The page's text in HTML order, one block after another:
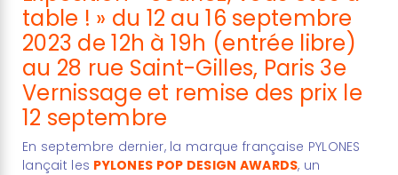
table ! » du 12 au 16 septembre
2023 de 12h à 19h (entrée libre)
au 28 rue Saint-Gilles, Paris 3e
Vernissage et remise des prix le
12 septembre
En septembre dernier, la marque française PYLONES
lançait les PYLONES POP DESIGN AWARDS, un